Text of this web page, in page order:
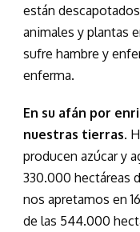
están
animales y plantas
sufre hambre y
enferma.
En su afán por
nuestras tierras.
producen azúcar y
330.000 hectáreas
nos apretamos en
de las 544.000